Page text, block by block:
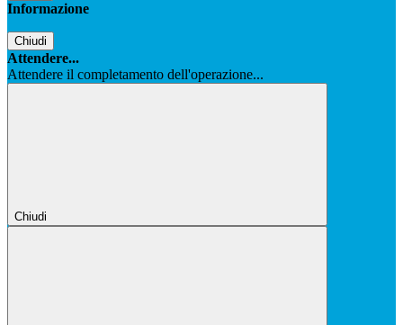
Informazione
Chiudi
Attendere...
Attendere il completamento dell'operazione...
Chiudi